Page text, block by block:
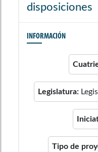
disposiciones
INFORMACIÓN
Legislatura:
Tipo de